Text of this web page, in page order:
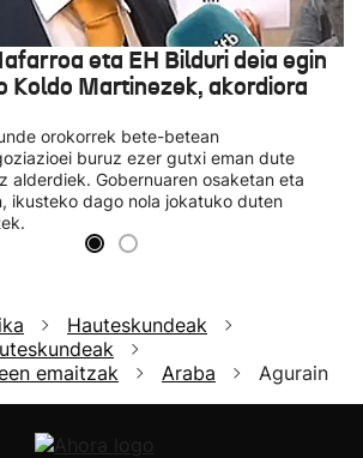
eta EH Bilduri deia egin
Koldo Martinezek, akordiora
orokorrek bete-betean
buruz ezer gutxi eman dute
alderdiek. Gobernuaren osaketan eta
ikusteko dago nola jokatuko duten
Hauteskundeak
emaitzak
Araba Agurain